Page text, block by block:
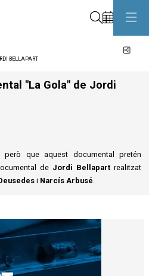
BELLAPART
"La Gola" de Jordi
que aquest documental pretén
de Jordi Bellapart realitzat
i Narcís Arbusé.